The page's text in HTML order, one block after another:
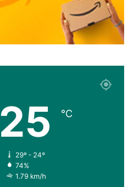
25 ℃
29º - 24º
74%
1.79 km/h